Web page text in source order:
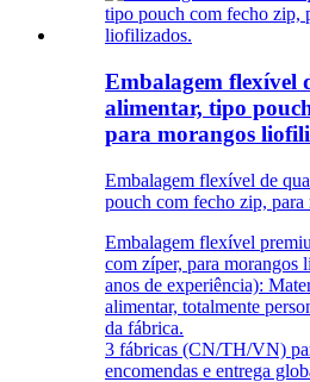
Embalagem flexível
alimentar, tipo
para morangos
Embalagem flexível de
pouch com fecho zip,
Embalagem flexível
com zíper, para morangos
anos de experiência):
alimentar, totalmente
da fábrica.
3 fábricas (CN/TH/VN)
encomendas e entrega